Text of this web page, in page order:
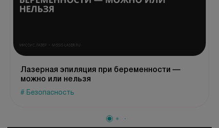
Лазерная эпиляция при беременности —
можно или нельзя
# Безопасность